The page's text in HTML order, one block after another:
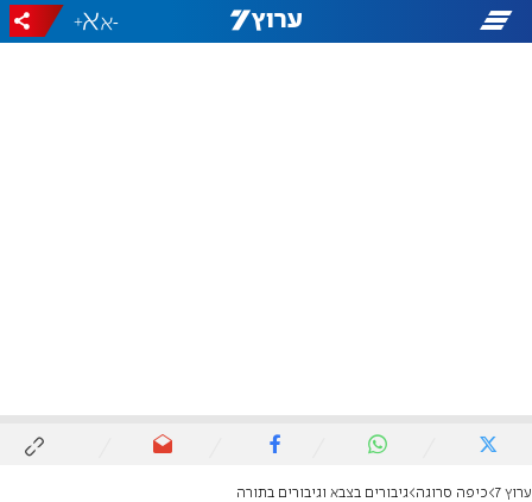
-
+
ערוץ 7 כיפה סרוגה גיבורים בצבא וגיבורים בתורה